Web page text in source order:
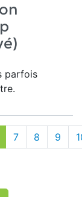
parfois
.
7 8 9